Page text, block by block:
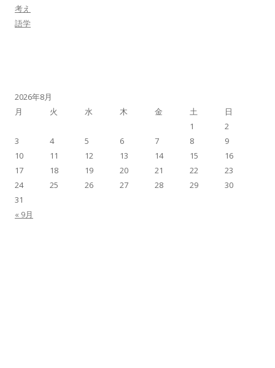
考え
語学
2026年8月
月
火 水 木 金 土 日
« 9月
1
2
3
4 5 6 7 8
9
10
11 12 13 14 15
16
17
18 19 20 21 22
23
24
25 26 27 28 29
30
31